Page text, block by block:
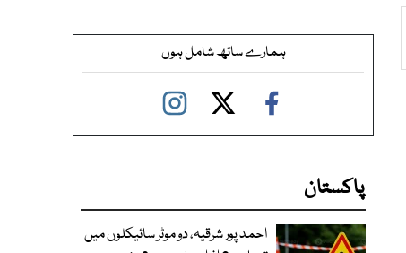
ہمارے ساتھ شامل ہوں
پاکستان
احمد پور شرقیہ، دو موٹر سائیکلوں میں